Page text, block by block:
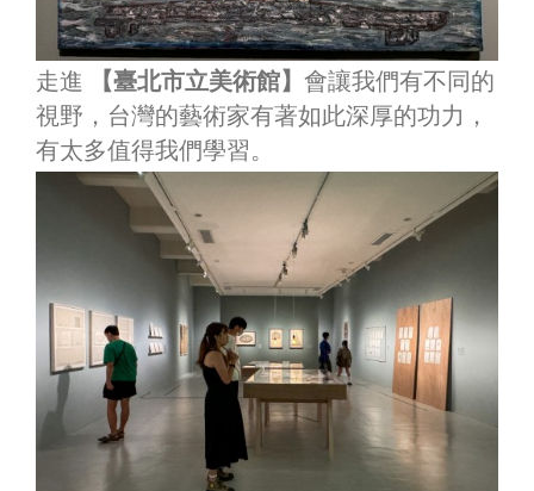
走進 【臺北市立美術館】 會讓我們有不同的
視野，台灣的藝術家有著如此深厚的功力，
有太多值得我們學習。